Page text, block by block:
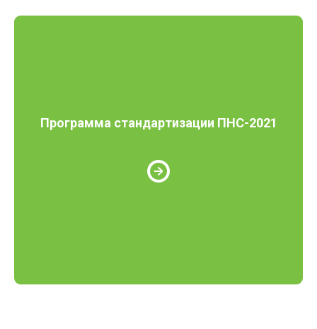
Программа стандартизации ПНС-2021